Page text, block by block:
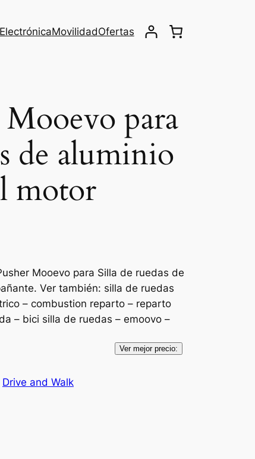
ElectrónicaMovilidadOfertas
para
de aluminio
motor
Mooevo para Silla de ruedas de
Ver también: silla de ruedas
– combustion reparto – reparto
– bici silla de ruedas – emoovo –
Ver mejor precio:
Drive and Walk